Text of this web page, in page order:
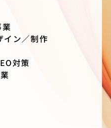
イン／制作
対策